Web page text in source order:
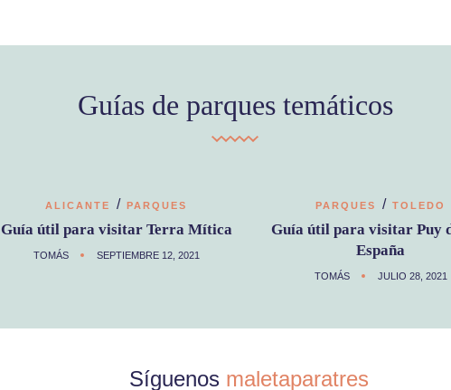
Guías de parques temáticos
ALICANTE / PARQUES
Guía útil para visitar Terra Mítica
TOMÁS SEPTIEMBRE 12, 2021
PARQUES / TOLEDO
Guía útil para visitar Puy
España
TOMÁS JULIO 28, 2021
Síguenos maletaparatres